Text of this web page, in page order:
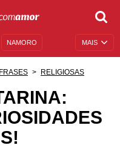
MAIS
NAMORO
ANIVERSÁRIO
RELIGIOSAS